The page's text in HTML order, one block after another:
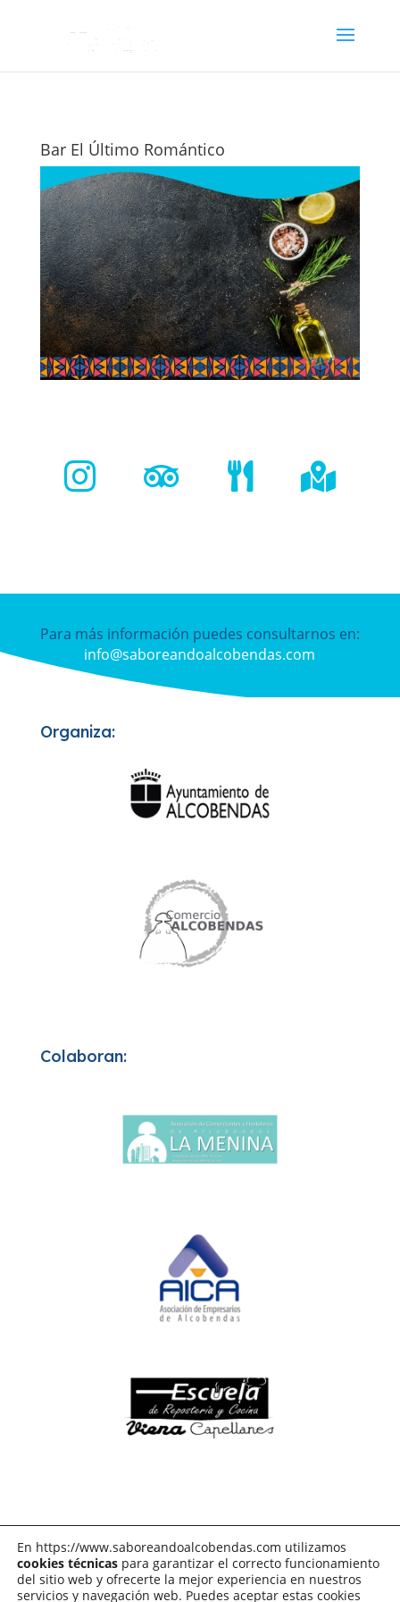
Bar El Último Romántico
   
Para más información puedes consultarnos en:
info@saboreandoalcobendas.com
Organiza:
Colaboran:
En https://www.saboreandoalcobendas.com utilizamos
cookies técnicas para garantizar el correcto funcionamiento
del sitio web y ofrecerte la mejor experiencia en nuestros
servicios y navegación web. Puedes aceptar estas cookies